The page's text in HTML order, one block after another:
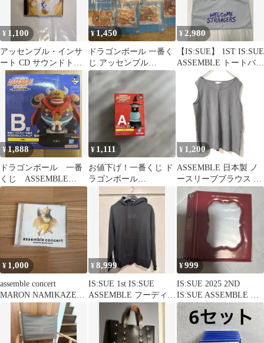
¥ 1,100
アッセンブル・インサ
ート CD サウンドトラ
ック
¥1,450
ドラゴンボール 一番く
じ アッセンブル
ASSEMBLE H賞 アクリ
ルスタンド
¥ 2,980
【IS:SUE】 1ST IS:SUE
ASSEMBLE トートバッ
¥1,888
ドラゴンボール 一番
くじ ASSEMBLE
COLLECTION B賞 牛
魔王
¥ 1,111
お値下げ！一番くじ ド
ラゴンボール
ASSEMBLE 賞 占いバ
¥ 1,200
ASSEMBLE 日本製 ノ
ースリーブブラウス 細
ストライプ M レディー
ス
¥ 1,000
assemble concert
MARON NAMIKAZE
CD
¥8,999
IS:SUE 1st IS:SUE
ASSEMBLE フーディパ
ーカー サイズL
¥999
IS:SUE 2025 2ND
IS:SUE ASSEMBLE バ
インダー